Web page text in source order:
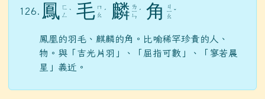
126. 鳳 ㄈ
ㄥ ˋ 毛 ㄇ
ㄠ ˊ 麟 ㄌ
ㄧ
ㄣ
ˊ 角 ㄐ
ㄧ
ㄠ
ˇ
鳳凰的羽毛、麒麟的角。比喻稀罕珍貴的人、
物。與「吉光片羽」、「屈指可數」、「寥若晨
星」義近。